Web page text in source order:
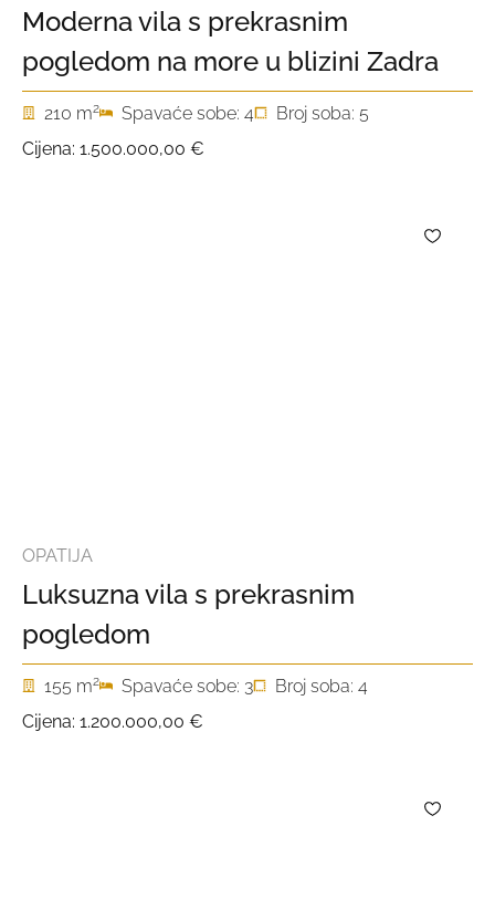
Moderna vila s prekrasnim
pogledom na more u blizini Zadra
210 m2 Spavaće sobe: 4
Broj soba: 5
Cijena: 1.500.000,00 €
OPATIJA
Luksuzna vila s prekrasnim
pogledom
155 m2 Spavaće sobe: 3
Broj soba: 4
Cijena: 1.200.000,00 €